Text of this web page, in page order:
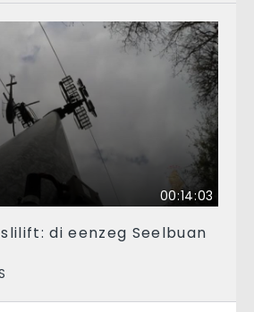
00:14:03
di eenzeg Seelbuan